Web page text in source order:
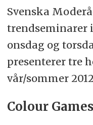
Svenska
trendseminarer
onsdag og
presenterer tre
vår/sommer
Colour Games